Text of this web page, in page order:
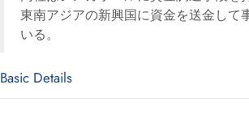
東南アジアの新興国に資金を送金して
いる。
Basic Details